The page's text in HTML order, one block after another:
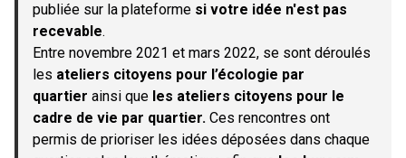
publiée sur la plateforme si votre idée n'est pas
recevable.
Entre novembre 2021 et mars 2022, se sont déroulés
les ateliers citoyens pour l’écologie par
quartier ainsi que les ateliers citoyens pour le
cadre de vie par quartier. Ces rencontres ont
permis de prioriser les idées déposées dans chaque